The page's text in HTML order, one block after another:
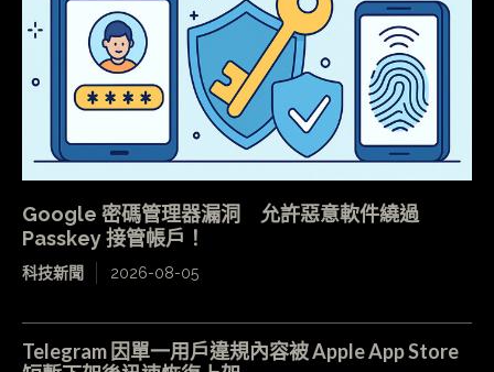
Google 密碼管理器漏洞 允許惡意軟件繞過
Passkey 接管帳戶！
科技新聞 2026-08-05
Telegram 因單一用戶違規內容被 Apple App Store